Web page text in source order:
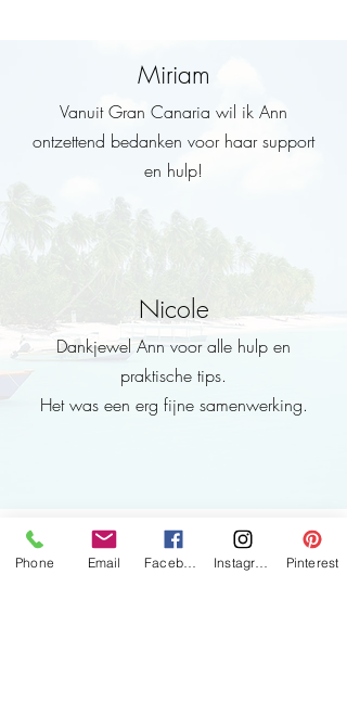
Miriam
Vanuit Gran Canaria wil ik Ann
ontzettend bedanken voor haar support
en hulp!
Nicole
Dankjewel Ann voor alle hulp en
praktische tips.
Het was een erg fijne samenwerking.
Instagram technische ondersteuning
Phone Email Pinterest